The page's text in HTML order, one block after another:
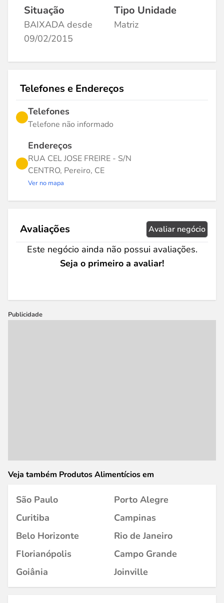
Situação
BAIXADA desde
09/02/2015
Tipo Unidade
Matriz
Telefones e Endereços
Telefones
Telefone não informado
Endereços
RUA CEL JOSE FREIRE - S/N
CENTRO, Pereiro, CE
Ver no mapa
Avaliações Avaliar negócio
Este negócio ainda não possui avaliações.
Seja o primeiro a avaliar!
Publicidade
Veja também Produtos Alimentícios em
São Paulo
Porto Alegre
Curitiba
Campinas
Belo Horizonte
Rio de Janeiro
Florianópolis
Campo Grande
Goiânia
Joinville